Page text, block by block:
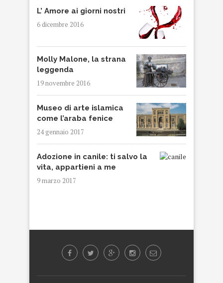
L’ Amore ai giorni nostri
6 dicembre 2016
Molly Malone, la strana
leggenda
19 novembre 2016
Museo di arte islamica
come l’araba fenice
24 gennaio 2017
Adozione in canile: ti salvo la
vita, appartieni a me
9 marzo 2017